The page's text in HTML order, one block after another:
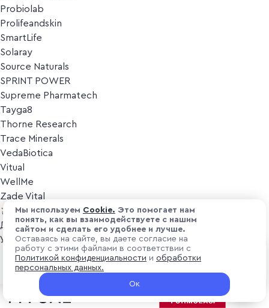
Probiolab
Prolifeandskin
SmartLife
Solaray
Source Naturals
SPRINT POWER
Supreme Pharmatech
Tayga8
Thorne Research
Trace Minerals
VedaBiotica
Vitual
WellMe
Zade Vital
Косметика
Дезодоранты
Уход за лицом
Уход за телом
Популярные бренды
₽ 7 400
+ 222 ₽ витуальками
В корзину
Мы используем Cоokіе. Это помогает нам
понять, как вы взаимодействуете с нашим
сайтом и сделать его удобнее и лучше.
Оставаясь на сайте, вы даете согласие на
работу с этими файлами в соответствии с
Политикой конфиденциальности и обработки
персональных данных.
Ок